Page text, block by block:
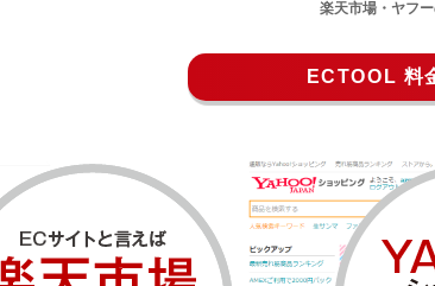
楽天市場・ヤフ
ECTOOL 料